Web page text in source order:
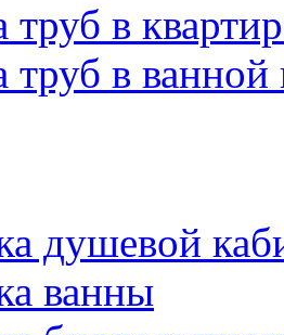
труб в
труб в ванной
душевой
ванны